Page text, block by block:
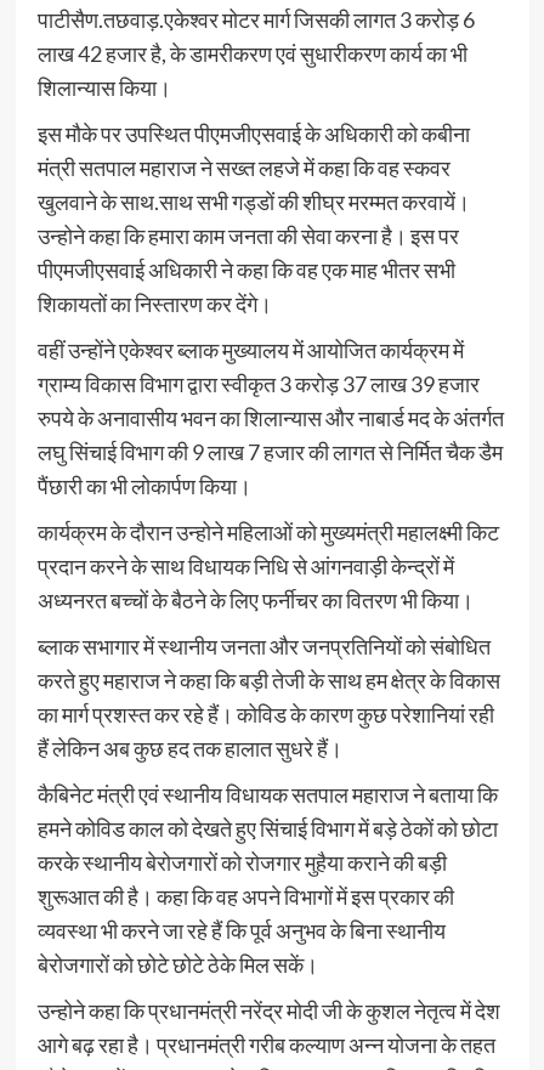
पाटीसैण.तछवाड़.एकेश्वर मोटर मार्ग जिसकी लागत 3 करोड़ 6
लाख 42 हजार है, के डामरीकरण एवं सुधारीकरण कार्य का भी
शिलान्यास किया।
इस मौके पर उपस्थित पीएमजीएसवाई के अधिकारी को कबीना
मंत्री सतपाल महाराज ने सख्त लहजे में कहा कि वह स्कवर
खुलवाने के साथ.साथ सभी गड्डों की शीघ्र मरम्मत करवायें।
उन्होने कहा कि हमारा काम जनता की सेवा करना है। इस पर
पीएमजीएसवाई अधिकारी ने कहा कि वह एक माह भीतर सभी
शिकायतों का निस्तारण कर देंगे।
वहीं उन्होंने एकेश्वर ब्लाक मुख्यालय में आयोजित कार्यक्रम में
ग्राम्य विकास विभाग द्वारा स्वीकृत 3 करोड़ 37 लाख 39 हजार
रुपये के अनावासीय भवन का शिलान्यास और नाबार्ड मद के अंतर्गत
लघु सिंचाई विभाग की 9 लाख 7 हजार की लागत से निर्मित चैक डैम
पैंछारी का भी लोकार्पण किया।
कार्यक्रम के दौरान उन्होने महिलाओं को मुख्यमंत्री महालक्ष्मी किट
प्रदान करने के साथ विधायक निधि से आंगनवाड़ी केन्द्रों में
अध्यनरत बच्चों के बैठने के लिए फर्नीचर का वितरण भी किया।
ब्लाक सभागार में स्थानीय जनता और जनप्रतिनियों को संबोधित
करते हुए महाराज ने कहा कि बड़ी तेजी के साथ हम क्षेत्र के विकास
का मार्ग प्रशस्त कर रहे हैं। कोविड के कारण कुछ परेशानियां रही
हैं लेकिन अब कुछ हद तक हालात सुधरे हैं।
कैबिनेट मंत्री एवं स्थानीय विधायक सतपाल महाराज ने बताया कि
हमने कोविड काल को देखते हुए सिंचाई विभाग में बड़े ठेकों को छोटा
करके स्थानीय बेरोजगारों को रोजगार मुहैया कराने की बड़ी
शुरूआत की है। कहा कि वह अपने विभागों में इस प्रकार की
व्यवस्था भी करने जा रहे हैं कि पूर्व अनुभव के बिना स्थानीय
बेरोजगारों को छोटे छोटे ठेके मिल सकें।
उन्होने कहा कि प्रधानमंत्री नरेंद्र मोदी जी के कुशल नेतृत्व में देश
आगे बढ़ रहा है। प्रधानमंत्री गरीब कल्याण अन्न योजना के तहत